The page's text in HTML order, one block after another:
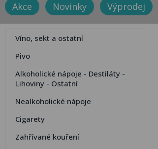
Akce Novinky Výprodej
Víno, sekt a ostatní
Pivo
Alkoholické nápoje - Destiláty -
Lihoviny - Ostatní
Nealkoholické nápoje
Cigarety
Zahřívané kouření